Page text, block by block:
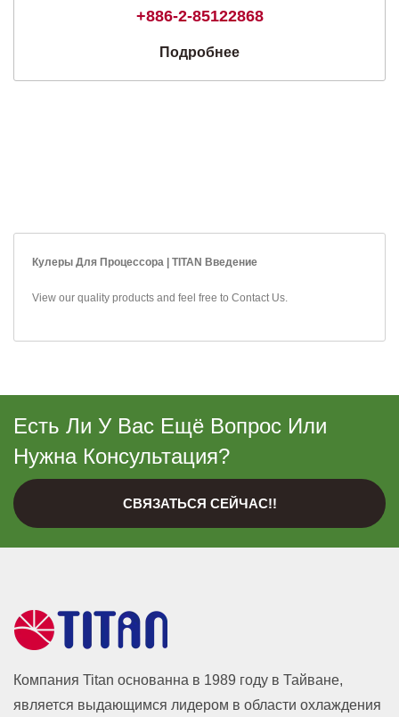
+886-2-85122868
Подробнее
Кулеры Для Процессора | TITAN Введение
View our quality products and feel free to Contact Us.
Есть Ли У Вас Ещё Вопрос Или
Нужна Консультация?
СВЯЗАТЬСЯ СЕЙЧАС!!
Компания Titan основанна в 1989 году в Тайване,
является выдающимся лидером в области охлаждения